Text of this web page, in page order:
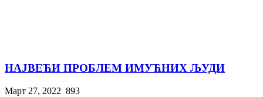
НАЈВЕЋИ ПРОБЛЕМ ИМУЋНИХ ЉУДИ
Март 27, 2022 893